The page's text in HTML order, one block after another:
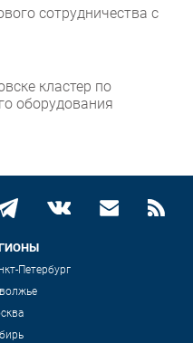
сотрудничества с
кластер по
оборудования
Петербург